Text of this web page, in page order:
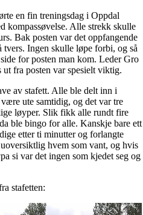
en fin treningsdag i Oppdal
kompassøvelse. Alle strekk skulle
Bak posten var det oppfangende
tvers. Ingen skulle løpe forbi, og så
for posten man kom. Leder Gro
ut fra posten var spesielt viktig.
av stafett. Alle ble delt inn i
ute samtidig, og det var tre
løyper. Slik fikk alle rundt fire
ble bingo for alle. Kanskje bare ett
etter ti minutter og forlangte
hvem som vant, og hvis
si var det ingen som kjedet seg og
stafetten: